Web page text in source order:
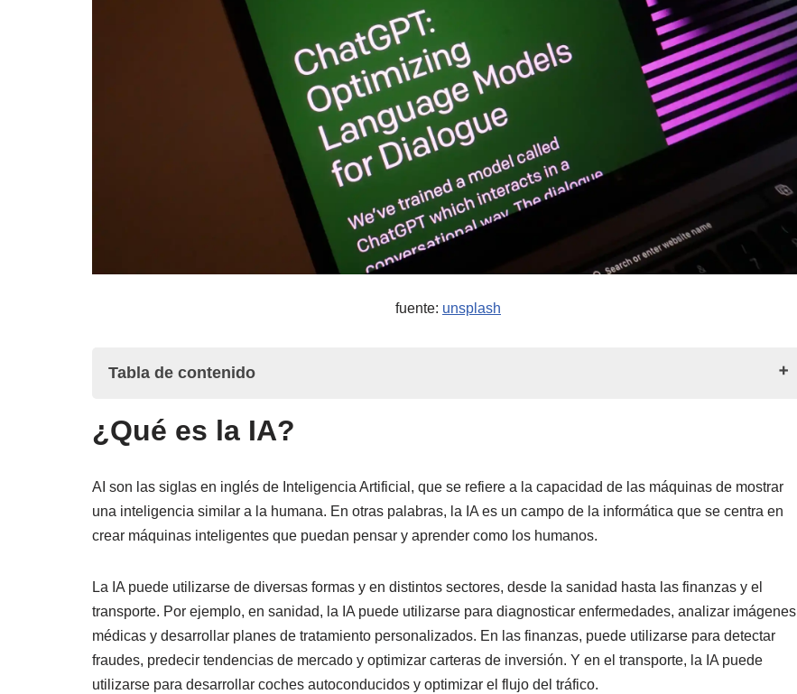
fuente: unsplash
Tabla de contenido
¿Qué es la IA?
Cómo la IA está cambiando la gestión
Toma de decisiones
Gestión del personal
Experiencia del cliente
¿Qué es la IA?
AI son las siglas en inglés de Inteligencia Artificial, que se refiere a la capacidad de las máquinas de mostrar
una inteligencia similar a la humana. En otras palabras, la IA es un campo de la informática que se centra en
crear máquinas inteligentes que puedan pensar y aprender como los humanos.
La IA puede utilizarse de diversas formas y en distintos sectores, desde la sanidad hasta las finanzas y el
transporte. Por ejemplo, en sanidad, la IA puede utilizarse para diagnosticar enfermedades, analizar imágenes
médicas y desarrollar planes de tratamiento personalizados. En las finanzas, puede utilizarse para detectar
fraudes, predecir tendencias de mercado y optimizar carteras de inversión. Y en el transporte, la IA puede
utilizarse para desarrollar coches autoconducidos y optimizar el flujo del tráfico.